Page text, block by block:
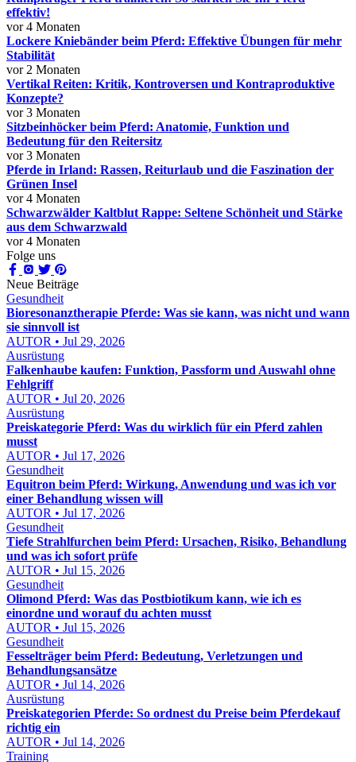
effektiv!
vor 4 Monaten
Lockere Kniebänder beim Pferd: Effektive Übungen für mehr
Stabilität
vor 2 Monaten
Vertikal Reiten: Kritik, Kontroversen und Kontraproduktive
Konzepte?
vor 3 Monaten
Sitzbeinhöcker beim Pferd: Anatomie, Funktion und
Bedeutung für den Reitersitz
vor 3 Monaten
Pferde in Irland: Rassen, Reiturlaub und die Faszination der
Grünen Insel
vor 4 Monaten
Schwarzwälder Kaltblut Rappe: Seltene Schönheit und Stärke
aus dem Schwarzwald
vor 4 Monaten
Folge uns
Neue Beiträge
Gesundheit
Bioresonanztherapie Pferde: Was sie kann, was nicht und wann
sie sinnvoll ist
AUTOR • Jul 29, 2026
Ausrüstung
Falkenhaube kaufen: Funktion, Passform und Auswahl ohne
Fehlgriff
AUTOR • Jul 20, 2026
Ausrüstung
Preiskategorie Pferd: Was du wirklich für ein Pferd zahlen
musst
AUTOR • Jul 17, 2026
Gesundheit
Equitron beim Pferd: Wirkung, Anwendung und was ich vor
einer Behandlung wissen will
AUTOR • Jul 17, 2026
Gesundheit
Tiefe Strahlfurchen beim Pferd: Ursachen, Risiko, Behandlung
und was ich sofort prüfe
AUTOR • Jul 15, 2026
Gesundheit
Olimond Pferd: Was das Postbiotikum kann, wie ich es
einordne und worauf du achten musst
AUTOR • Jul 15, 2026
Gesundheit
Fesselträger beim Pferd: Bedeutung, Verletzungen und
Behandlungsansätze
AUTOR • Jul 14, 2026
Ausrüstung
Preiskategorien Pferde: So ordnest du Preise beim Pferdekauf
richtig ein
AUTOR • Jul 14, 2026
Training